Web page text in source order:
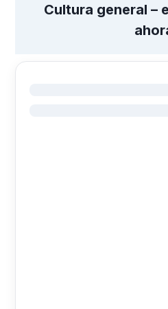
Cultura general –